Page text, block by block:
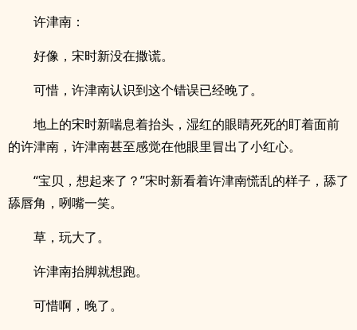
许津南：
好像，宋时新没在撒谎。
可惜，许津南认识到这个错误已经晚了。
地上的宋时新喘息着抬头，湿红的眼睛死死的盯着面前
的许津南，许津南甚至感觉在他眼里冒出了小红心。
“宝贝，想起来了？”宋时新看着许津南慌乱的样子，舔了
舔唇角，咧嘴一笑。
草，玩大了。
许津南抬脚就想跑。
可惜啊，晚了。